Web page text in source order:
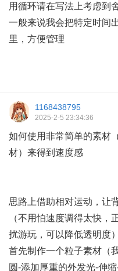
用循环请在写法上考虑到
一般来说我会把特定时间
里，方便管理
1168438795
2025-2-5 23:34:36
如何使用非常简单的素材
材）来得到速度感
思路上借助相对运动，让
（不用怕速度调得太快，
扰游玩，可以降低透明度）
首先制作一个粒子素材（
圆-添加厚重的外发光-伸